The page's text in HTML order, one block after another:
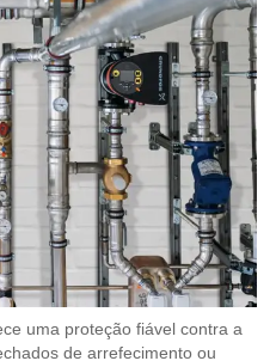
uma proteção fiável contra a
de arrefecimento ou